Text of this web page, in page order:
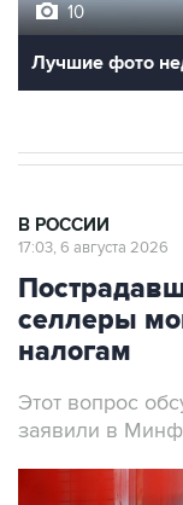
10
Лучшие фото
В РОССИИ
17:03, 6 августа 2026
селлеры
налогам
Этот вопрос
заявили в